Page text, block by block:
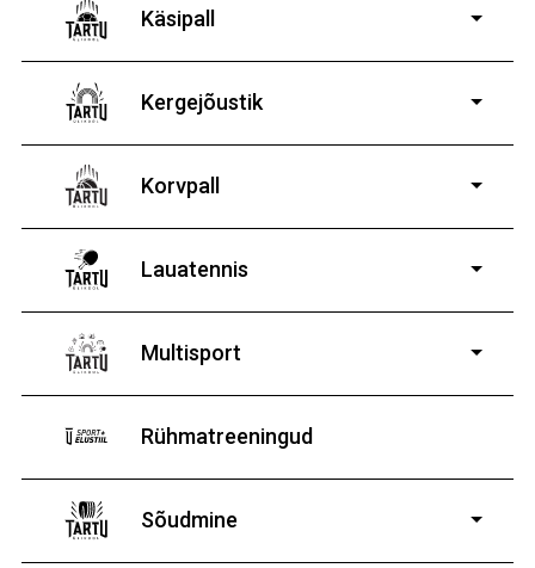
poistele ja tüdrukutele
Käsipall
Kergejõustik
Korvpall
Lauatennis
poistele ja tüdrukutele
Multisport
Rühmatreeningud
Sõudmine